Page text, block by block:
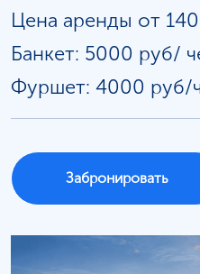
Цена аренды от
Банкет: 5000 руб/
Фуршет: 4000 руб/
Забронировать